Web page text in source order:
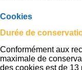
Cookies
Durée de
Conformément aux
maximale de
des cookies est de 13